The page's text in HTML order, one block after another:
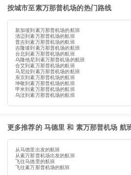
按城市至素万那普机场的热门路线
新加坡到素万那普机场的航班
清迈到素万那普机场的航班
普吉到素万那普机场的航班
吉隆坡到素万那普机场的航班
台北到素万那普机场的航班
乌隆他尼到素万那普机场的航班
合艾到素万那普机场的航班
马尼拉到素万那普机场的航班
东京到素万那普机场的航班
坤敬到素万那普机场的航班
甲米到素万那普机场的航班
乌汶到素万那普机场的航班
更多推荐的 马德里 和 素万那普机场 航
从马德里出发的航班
从素万那普机场出发的航班
飞往马德里的航班
飞往素万那普机场的航班